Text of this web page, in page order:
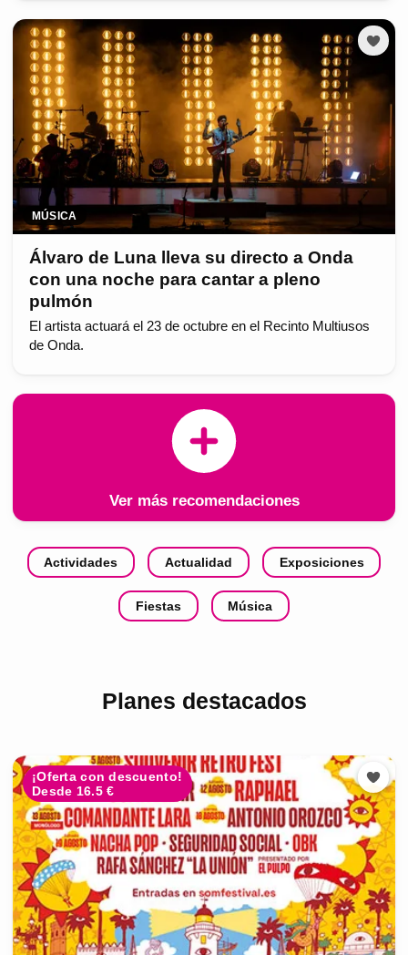
MÚSICA
Álvaro de Luna lleva su directo a Onda
con una noche para cantar a pleno
pulmón
El artista actuará el 23 de octubre en el Recinto Multiusos
de Onda.
Ver más recomendaciones
Actividades Actualidad Exposiciones
Fiestas Música
Planes destacados
¡Oferta con descuento!
Desde 16.5 €